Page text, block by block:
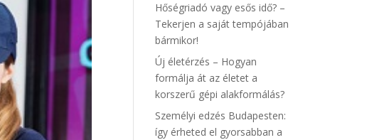
Hőségriadó vagy esős idő? –
Tekerjen a saját tempójában
bármikor!
Új életérzés – Hogyan
formálja át az életet a
korszerű gépi alakformálás?
Személyi edzés Budapesten:
így érheted el gyorsabban a